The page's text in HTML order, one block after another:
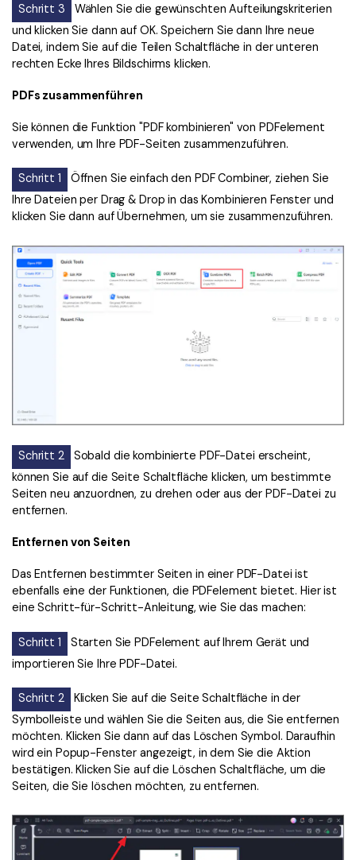
Schritt 3
Wählen Sie die gewünschten Aufteilungskriterien
und klicken Sie dann auf OK. Speichern Sie dann Ihre neue
Datei, indem Sie auf die Teilen Schaltfläche in der unteren
rechten Ecke Ihres Bildschirms klicken.
PDFs zusammenführen
Sie können die Funktion "PDF kombinieren" von PDFelement
verwenden, um Ihre PDF-Seiten zusammenzuführen.
Schritt 1
Öffnen Sie einfach den PDF Combiner, ziehen Sie
Ihre Dateien per Drag & Drop in das Kombinieren Fenster und
klicken Sie dann auf Übernehmen, um sie zusammenzuführen.
Schritt 2
Sobald die kombinierte PDF-Datei erscheint,
können Sie auf die Seite Schaltfläche klicken, um bestimmte
Seiten neu anzuordnen, zu drehen oder aus der PDF-Datei zu
entfernen.
Entfernen von Seiten
Das Entfernen bestimmter Seiten in einer PDF-Datei ist
ebenfalls eine der Funktionen, die PDFelement bietet. Hier ist
eine Schritt-für-Schritt-Anleitung, wie Sie das machen:
Schritt 1
Starten Sie PDFelement auf Ihrem Gerät und
importieren Sie Ihre PDF-Datei.
Schritt 2
Klicken Sie auf die Seite Schaltfläche in der
Symbolleiste und wählen Sie die Seiten aus, die Sie entfernen
möchten. Klicken Sie dann auf das Löschen Symbol. Daraufhin
wird ein Popup-Fenster angezeigt, in dem Sie die Aktion
bestätigen. Klicken Sie auf die Löschen Schaltfläche, um die
Seiten, die Sie löschen möchten, zu entfernen.